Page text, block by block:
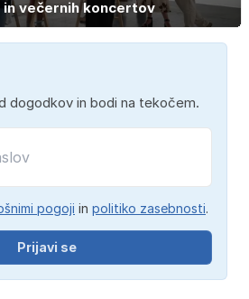
večernih koncertov
dogodkov in bodi na tekočem.
pogoji in politiko zasebnosti.
Prijavi se